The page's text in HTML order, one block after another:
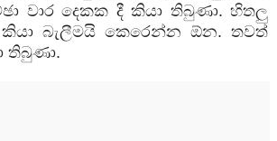
වාර දෙකක දී කියා තිබුණා.හිතලු
කියා බැලීමයි කෙරෙන්න ඕන. තවත්
තිබුණා.